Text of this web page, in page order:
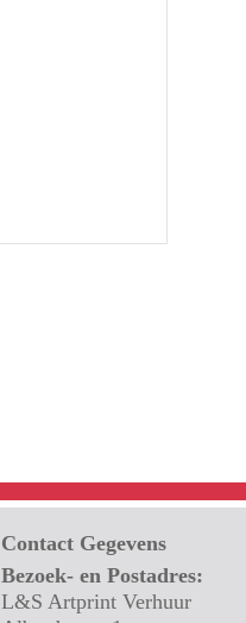
Contact Gegevens
Bezoek- en Postadres:
L&S Artprint Verhuur